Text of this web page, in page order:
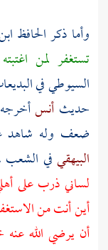
وأما ذكر الحافظ
تستغفر لمن اغتبته
السيوطيفي
حديث أنسأخرجه
ضعف وله
البيهقيفي الشعب
لساني ذرب على
أين أنت من
أن يرضي الله عنه